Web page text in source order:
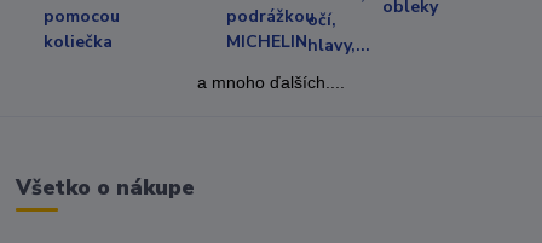
a mnoho ďalších....
Všetko o nákupe